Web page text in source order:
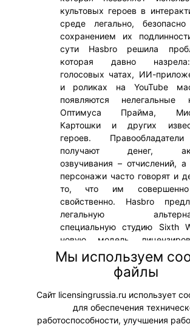
культовых героев в
среде легально,
сохранением их
сути Hasbro решила
которая давно
голосовых чатах, ИИ-
и роликах на YouTube
появляются нелегальные
Оптимуса Прайма,
Картошки и других
героев.
получают денег,
озвучивания – отчислений,
персонажи часто говорят и
то, что им
свойственно. Hasbro
легальную
специальную студию Sixth
новую модель
которая контролирует не
внешность персонажа, но
поведение – как он мыслит,
и реагирует в диалоге.
Мы используем
файлы
Сайт licensingrussia.ru использует
для обеспечения
работоспособности, улучшения